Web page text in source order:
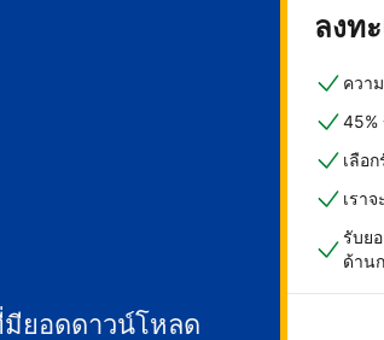
มียอดดาวน์โหลด
ลงท
ควา
45%
เลือ
เรา
รับย
ด้าน